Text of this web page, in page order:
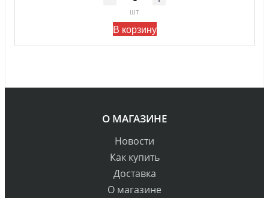
шт
В корзину
О МАГАЗИНЕ
Новости
Как купить
Доставка
О магазине